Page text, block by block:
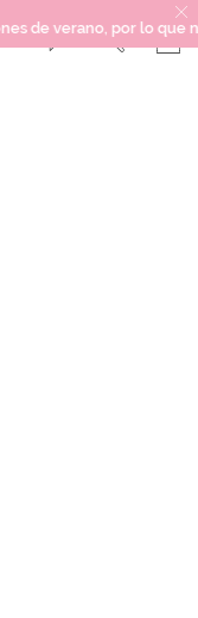
verano, por lo que